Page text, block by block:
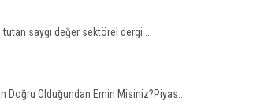
saygı değer sektörel dergi ...
Olduğundan Emin Misiniz?Piyas...